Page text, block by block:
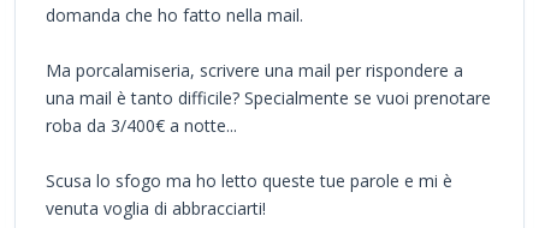
domanda che ho fatto nella mail.
Ma porcalamiseria, scrivere una mail per rispondere a
una mail è tanto difficile? Specialmente se vuoi prenotare
roba da 3/400€ a notte...
Scusa lo sfogo ma ho letto queste tue parole e mi è
venuta voglia di abbracciarti!